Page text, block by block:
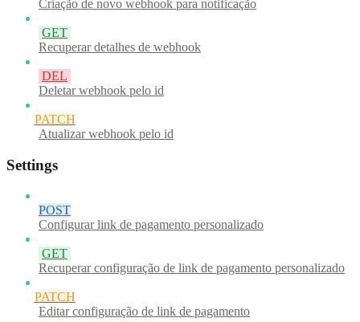
Criação de novo webhook para notificação
GET
Recuperar detalhes de webhook
DEL
Deletar webhook pelo id
PATCH
Atualizar webhook pelo id
Settings
POST
Configurar link de pagamento personalizado
GET
Recuperar configuração de link de pagamento personalizado
PATCH
Editar configuração de link de pagamento